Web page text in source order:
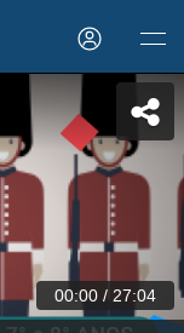
00:00 / 27:04